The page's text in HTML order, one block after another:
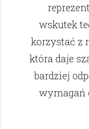
wskutek
korzystać z
która daje
bardziej
wymagań